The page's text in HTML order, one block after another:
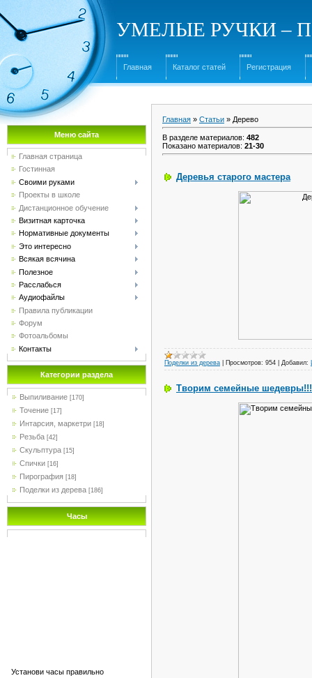
УМЕЛЫЕ РУЧКИ –
Главная Каталог статей Регистрация
Меню сайта
Главная страница
Гостинная
Своими руками
Проекты в школе
Дистанционное обучение
Визитная карточка
Нормативные документы
Это интересно
Всякая всячина
Полезное
Расслабься
Аудиофайлы
Правила публикации
Форум
Фотоальбомы
Контакты
Категории раздела
Выпиливание [170]
Точение [17]
Интарсия, маркетри [18]
Резьба [42]
Скульптура [15]
Спички [16]
Пирография [18]
Поделки из дерева [186]
Часы
Установи часы правильно
Главная » Статьи » Дерево
В разделе материалов: 482
Показано материалов: 21-30
Деревья старого мастера
Поделки из дерева Просмотров: 954 Добавил:
Творим семейные